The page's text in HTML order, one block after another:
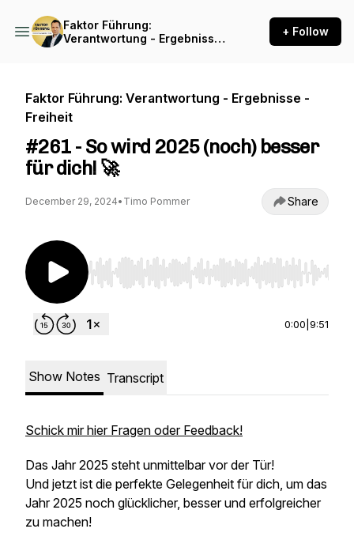
Faktor Führung:
Verantwortung - Ergebnisse
+ Follow
Faktor Führung: Verantwortung - Ergebnisse -
Freiheit
#261 - So wird 2025 (noch) besser
für dich! 🚀
December 29, 2024• Timo Pommer Share
Use Left/Right to seek, Home/End to jump to
0:00 9:51
Show Notes Transcript
Schick mir hier Fragen oder Feedback!
Das Jahr 2025 steht unmittelbar vor der Tür!
Und jetzt ist die perfekte Gelegenheit für dich, um das
Jahr 2025 noch glücklicher, besser und erfolgreicher
zu machen!